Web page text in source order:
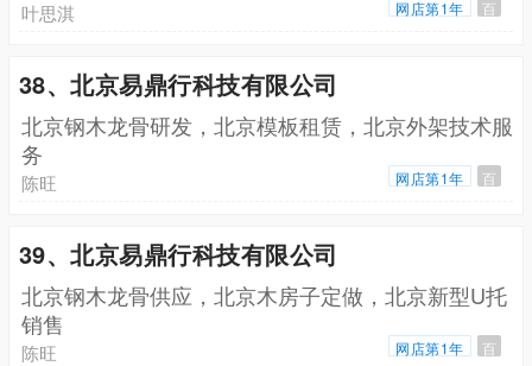
叶思淇 网店第1年 百
38、北京易鼎行科技有限公司
北京钢木龙骨研发，北京模板租赁，北京外架技术服
务
陈旺 网店第1年 百
39、北京易鼎行科技有限公司
北京钢木龙骨供应，北京木房子定做，北京新型U托
销售
陈旺 网店第1年 百